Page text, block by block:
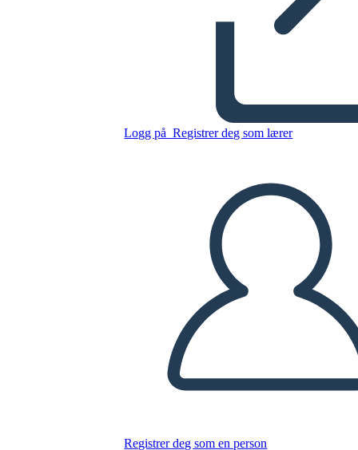
Logg på Registrer deg som lærer
Registrer deg som en person
Bokmerker for målsetting
Kopier dette storyboardet
LAGE ET STORYBOARD
SPILLE AV LYSBILDEFREMVISNING
LES FOR MEG